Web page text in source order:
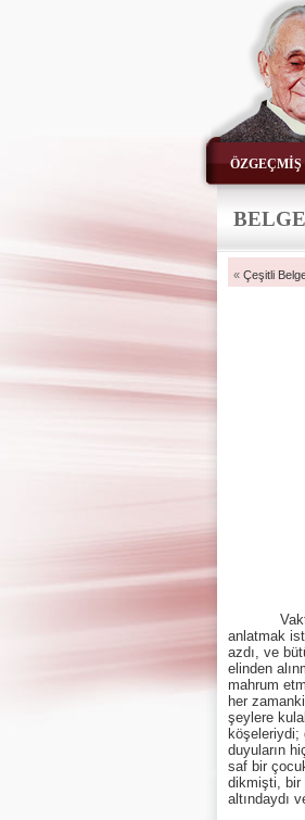
ÖZGEÇMİŞ
« Çeşitli
Vaktiyle
anlatmak
azdı, ve
elinden
mahrum
her
şeylere
köşeleriydi;
duyuların
saf bir
dikmişti, bir
altındaydı